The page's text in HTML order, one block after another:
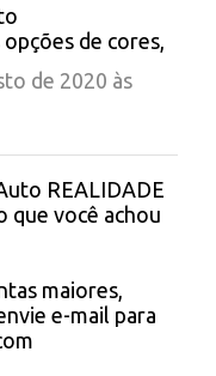
de cores,
de 2020 às
REALIDADE
que você achou
maiores,
e-mail para